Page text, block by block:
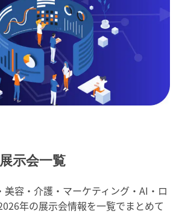
示会一覧
容・介護・マーケティング・AI・ロ
年の展示会情報を一覧でまとめて